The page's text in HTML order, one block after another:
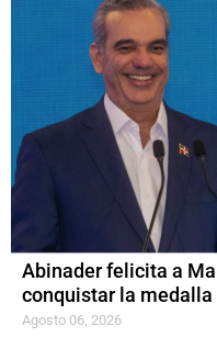
Abinader felicita a
conquistar la medalla
Agosto 06, 2026